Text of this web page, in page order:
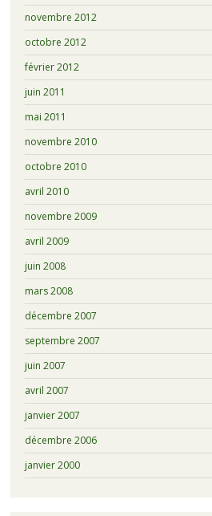
novembre 2012
octobre 2012
février 2012
juin 2011
mai 2011
novembre 2010
octobre 2010
avril 2010
novembre 2009
avril 2009
juin 2008
mars 2008
décembre 2007
septembre 2007
juin 2007
avril 2007
janvier 2007
décembre 2006
janvier 2000